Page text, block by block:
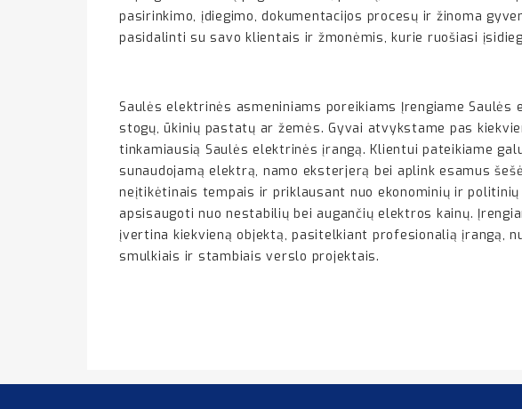
pasirinkimo, įdiegimo, dokumentacijos procesų ir žinoma
pasidalinti su savo klientais ir žmonėmis, kurie ruošiasi
Saulės elektrinės asmeniniams poreikiams Įrengiame
stogų, ūkinių pastatų ar žemės. Gyvai atvykstame pas
tinkamiausią Saulės elektrinės įrangą. Klientui pateikiame
sunaudojamą elektrą, namo eksterjerą bei aplink esamus
neįtikėtinais tempais ir priklausant nuo ekonominių ir
apsisaugoti nuo nestabilių bei augančių elektros kainų.
įvertina kiekvieną objektą, pasitelkiant profesionalią įrangą,
smulkiais ir stambiais verslo projektais.